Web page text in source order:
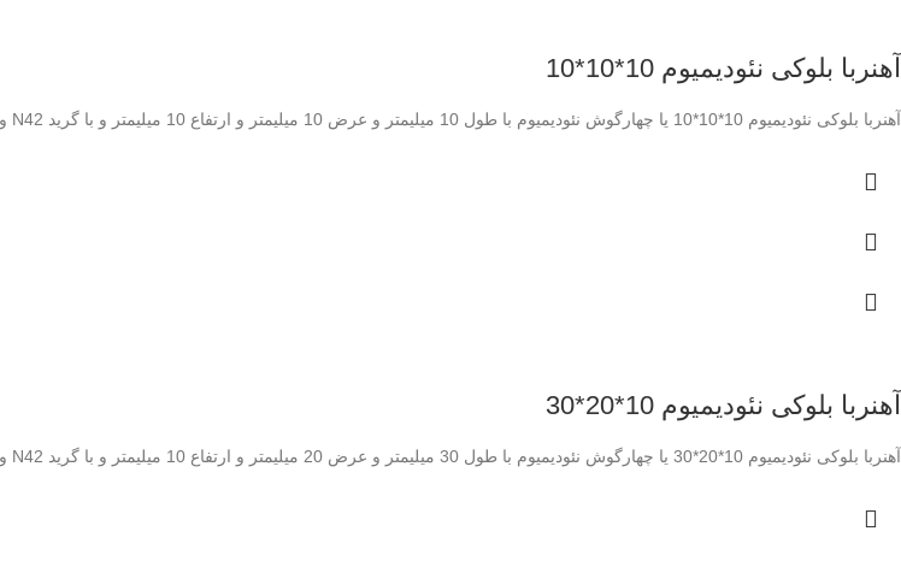
آهنربا بلوکی نئودیمیوم 10*10*10
آهنربا بلوکی نئودیمیوم 10*10*10 یا چهارگوش نئودیمیوم با طول 10 میلیمتر و عرض 10 میلیمتر و ارتفاع 10 میلیمتر و با گرید N42 و بسیار قوی با آبکاری نیکل
آهنربا بلوکی نئودیمیوم 10*20*30
آهنربا بلوکی نئودیمیوم 10*20*30 یا چهارگوش نئودیمیوم با طول 30 میلیمتر و عرض 20 میلیمتر و ارتفاع 10 میلیمتر و با گرید N42 و بسیار قوی با آبکاری نیکل